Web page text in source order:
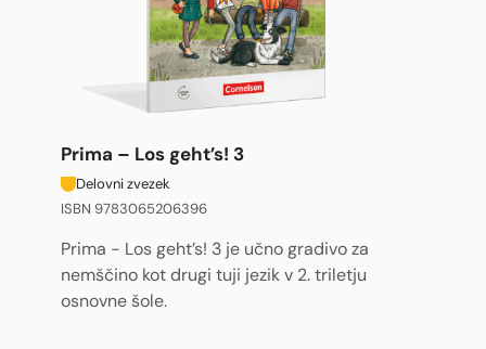
Prima – Los geht’s! 3
Delovni zvezek
ISBN 9783065206396
Prima - Los geht’s! 3 je učno gradivo za
nemščino kot drugi tuji jezik v 2. triletju
osnovne šole.